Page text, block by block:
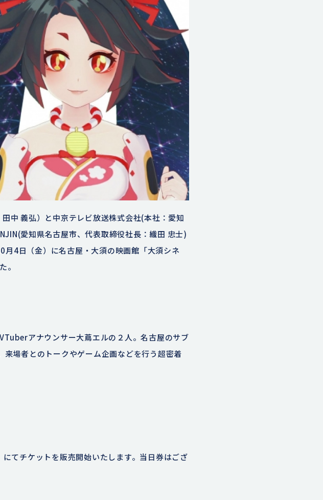
中 義弘）と中京テレビ放送株式会社(本社：愛知
愛知県名古屋市、代表取締役社長：織田 忠士)
4日（金）に名古屋・大須の映画館「大須シネ
。
アナウンサー大蔦エルの２人。名古屋のサブ
場者とのトークやゲーム企画などを行う超密着
てチケットを販売開始いたします。当日券はござ